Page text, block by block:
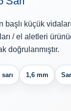
küçük
/ el aletleri
doğrulanmıştır.
1,6 mm